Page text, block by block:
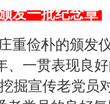
发一批纪念章
重俭朴的颁发
、一贯表现良
掘宣传老党员